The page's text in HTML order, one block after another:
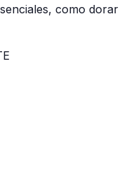
como dorar